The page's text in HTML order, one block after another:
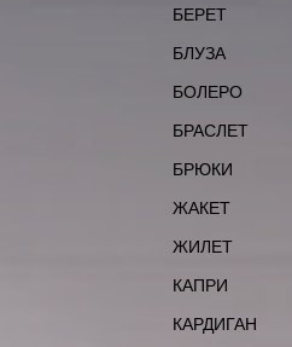
БЕРЕТ
БЛУЗА
БОЛЕРО
БРАСЛЕТ
БРЮКИ
ЖАКЕТ
ЖИЛЕТ
КАПРИ
КАРДИГАН